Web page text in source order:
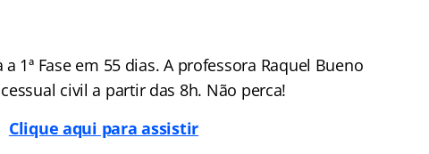
1ª Fase em 55 dias. A professora Raquel Bueno
civil a partir das 8h. Não perca!
Clique aqui para assistir